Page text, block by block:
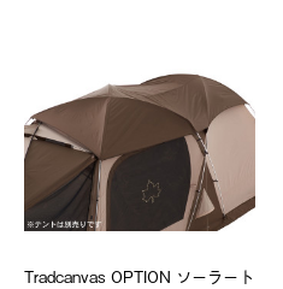
Tradcanvas OPTION ソーラート